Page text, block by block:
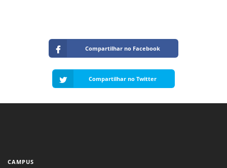
Compartilhar no Facebook
Compartilhar no Twitter
CAMPUS